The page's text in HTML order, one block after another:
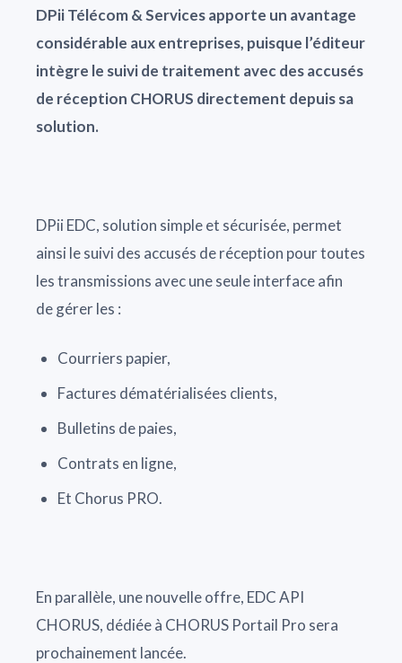
DPii Télécom & Services apporte un avantage
considérable aux entreprises, puisque l’éditeur
intègre le suivi de traitement avec des accusés
de réception CHORUS directement depuis sa
solution.
DPii EDC, solution simple et sécurisée, permet
ainsi le suivi des accusés de réception pour toutes
les transmissions avec une seule interface afin
de gérer les :
Courriers papier,
Factures dématérialisées clients,
Bulletins de paies,
Contrats en ligne,
Et Chorus PRO.
En parallèle, une nouvelle offre, EDC API
CHORUS, dédiée à CHORUS Portail Pro sera
prochainement lancée.